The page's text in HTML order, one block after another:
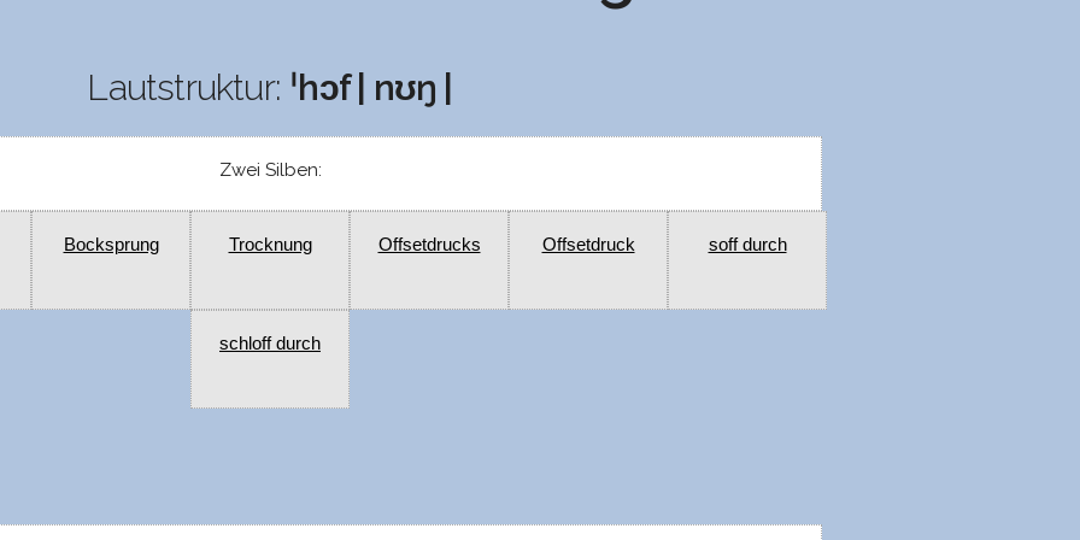
Lautstruktur: ˈhɔf | nʊŋ |
Zwei Silben:
Bocksprung Trocknung Offsetdrucks Offsetdruck soff durch
schloff durch